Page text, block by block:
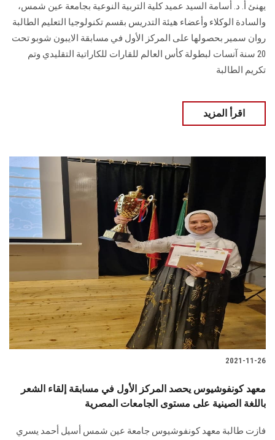
الزائـرون
سجل الان
يهنئ أ. د. أسامة السيد عميد كلية التربية النوعية بجامعة عين شمس،
والسادة الوكلاء وأعضاء هيئة التدريس بقسم تكنولوجيا التعليم الطالبة
روان سمير بحصولها على المركز الأول في مسابقة الايبون شوبو تحت
20 سنة آنسات لبطولة كأس العالم للقارات للكاراتية التقليدي وتم
تكريم الطالبة
اقرأ المزيد
2021-11-26
معهد كونفوشيوس يحصد المركز الأول في مسابقة إلقاء الشعر
باللغة الصينية على مستوى الجامعات المصرية
فازت طالبة معهد كونفوشيوس جامعة عين شمس أسيل أحمد يسري